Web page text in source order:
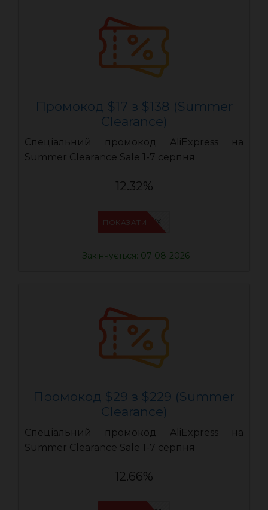
Промокод $17 з $138 (Summer
Clearance)
Спеціальний промокод AliExpress на
Summer Clearance Sale 1-7 серпня
12.32%
IFPAURWX
ПОКАЗАТИ
Закінчується: 07-08-2026
Промокод $29 з $229 (Summer
Clearance)
Спеціальний промокод AliExpress на
Summer Clearance Sale 1-7 серпня
12.66%